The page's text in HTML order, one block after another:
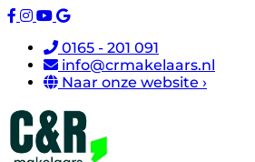
0165 - 201 091
info@crmakelaars.nl
Naar onze website ›